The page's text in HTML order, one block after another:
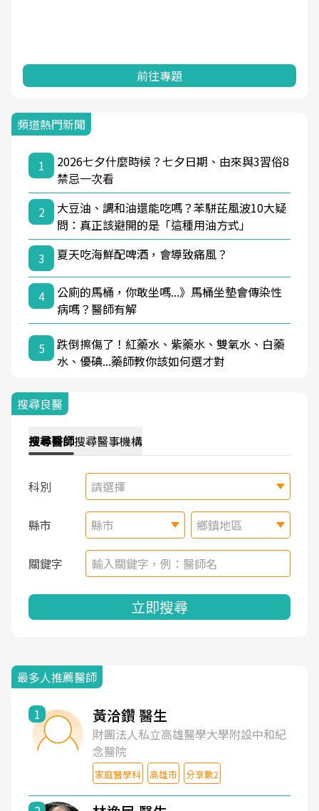
前往專題
頻道熱門新聞
1
2026七夕什麼時候？七夕日期、由來與3習俗8
禁忌一次看
2
大豆油、調和油還能吃嗎？苯駢芘風波10大疑
問：真正該避開的是「這種用油方式」
3
夏天吃海鮮配啤酒，會導致痛風？
4
公廁的馬桶，你敢坐嗎...》馬桶坐墊會傳染性
病嗎？醫師有解
5
跌倒擦傷了！紅藥水、紫藥水、雙氧水、白藥
水、優碘...藥師教你該如何選才對
搜尋良醫
搜尋醫師搜尋醫事機構
科別 請選擇
縣市 縣市 鄉鎮地區
關鍵字
立即搜尋
最多人推薦醫師
1 黃洽鑽 醫生
財團法人私立高雄醫學大學附設中和紀
念醫院
家庭醫學科 高雄市 分享數2